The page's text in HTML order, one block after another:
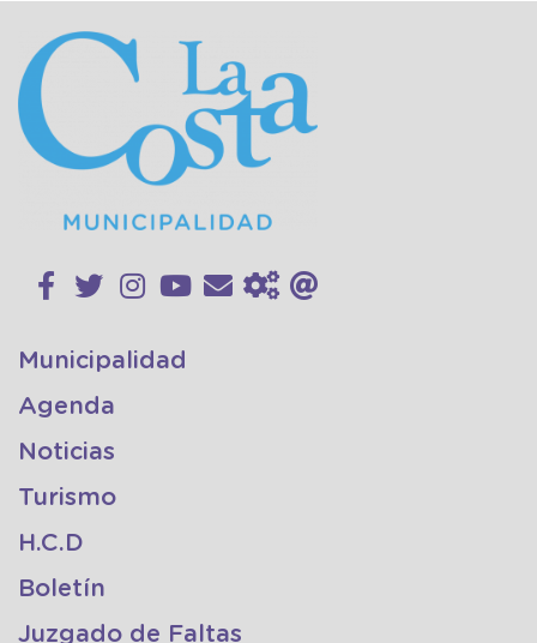
Municipalidad
Agenda
Noticias
Turismo
H.C.D
Boletín
Juzgado de Faltas